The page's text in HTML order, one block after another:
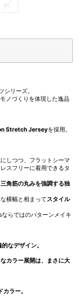
XL
シリーズ。
ノづくりを体現した逸品
Stretch Jerseyを採用。
にしつつ、フラットシーマ
スフリーに着用できるタ
三角筋の丸みを強調する独
横幅と相まって スタイル
ならではのパターンメイキ
なデザイン。
カラー展開は、まさに大
ラー。